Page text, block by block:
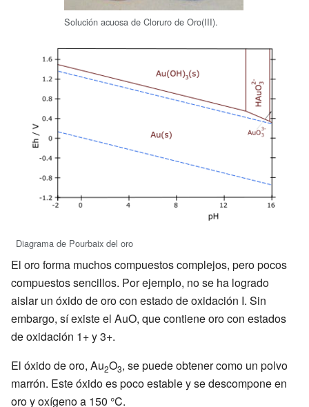
Solución acuosa de Cloruro de Oro(III).
Diagrama de Pourbaix del oro
El oro forma muchos compuestos complejos, pero pocos
compuestos sencillos. Por ejemplo, no se ha logrado
aislar un óxido de oro con estado de oxidación I. Sin
embargo, sí existe el AuO, que contiene oro con estados
de oxidación 1+ y 3+.
El óxido de oro, Au2O3, se puede obtener como un polvo
marrón. Este óxido es poco estable y se descompone en
oro y oxígeno a 150 °C.